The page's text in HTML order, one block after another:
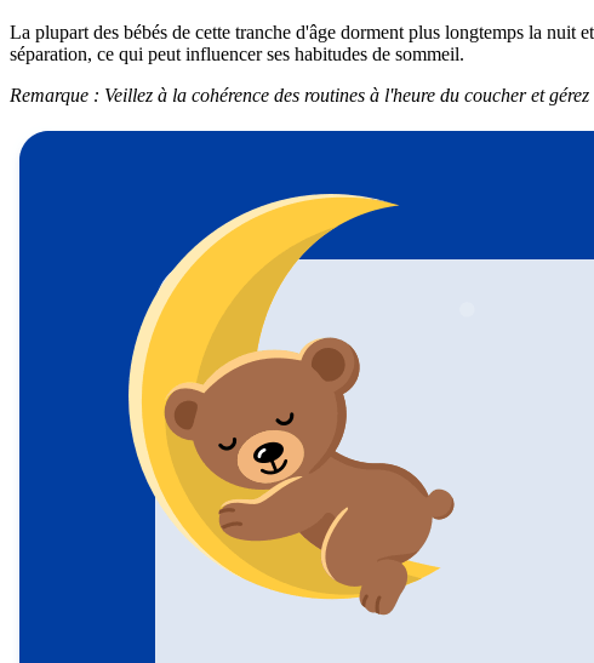
La plupart des bébés de cette tranche d'âge dorment plus longtemps la nuit
séparation, ce qui peut influencer ses habitudes de sommeil.
Remarque : Veillez à la cohérence des routines à l'heure du coucher et